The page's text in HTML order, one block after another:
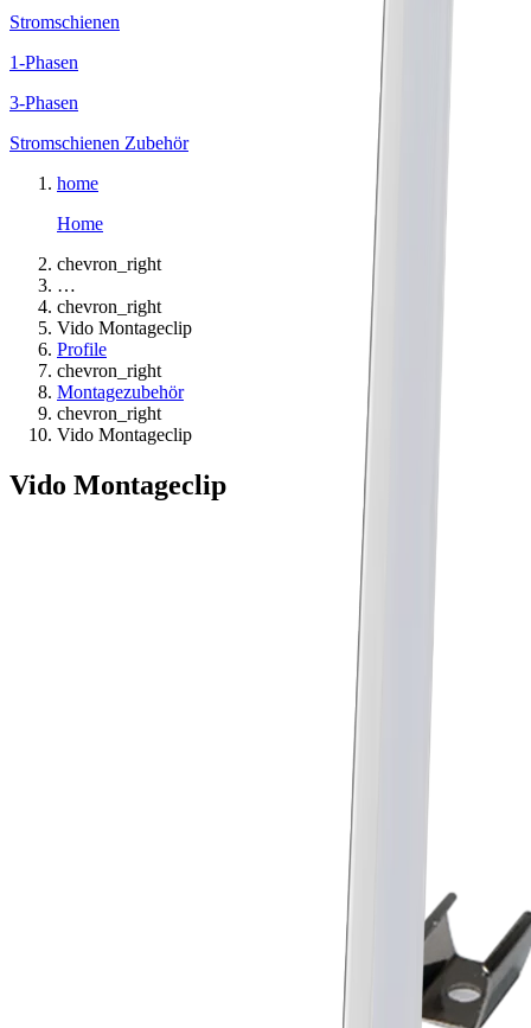
Stromschienen
1-Phasen
3-Phasen
Stromschienen Zubehör
home
Home
chevron_right
…
chevron_right
Vido Montageclip
Profile
chevron_right
Montagezubehör
chevron_right
Vido Montageclip
Vido Montageclip